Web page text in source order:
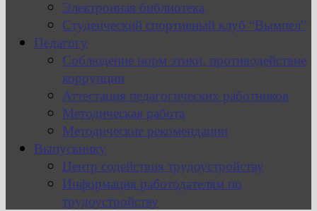
Электронная библиотека
Студенческий спортивный клуб “Вымпел”
Педагогу
Соблюдение норм этики, противодействие
коррупции
Аттестация педагогических работников
Методическая работа
Методические рекомендации
Выпускнику
Центр содействия трудоустройству
Информация работодателям по
трудоустройству